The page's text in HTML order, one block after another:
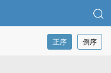
正序 倒序